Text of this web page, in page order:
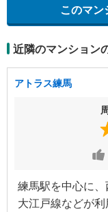
このマン
近隣のマンション
アトラス練馬
練馬駅を中心に
大江戸線などが利